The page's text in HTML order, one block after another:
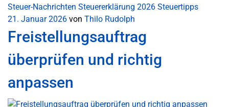
Steuer-Nachrichten Steuererklärung 2026 Steuertipps
21. Januar 2026 von Thilo Rudolph
Freistellungsauftrag
überprüfen und richtig
anpassen